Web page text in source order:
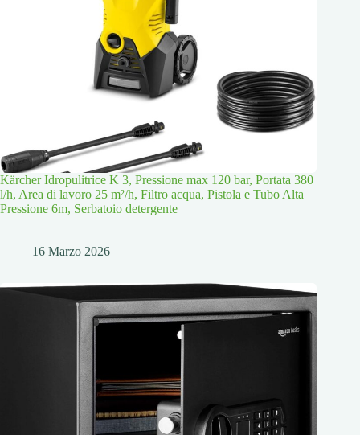
Kärcher Idropulitrice K 3, Pressione max 120 bar, Portata 380
l/h, Area di lavoro 25 m²/h, Filtro acqua, Pistola e Tubo Alta
Pressione 6m, Serbatoio detergente
16 Marzo 2026